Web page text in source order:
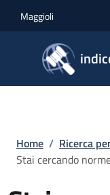
Maggioli
Briciole
Home / Ricerca
Stai cercando